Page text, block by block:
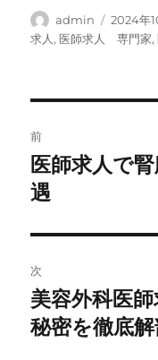
投
稿
admin
投
稿
2024年
求人 , 医師求人 専門家,
稿
ナ
ビ
ゲ
ー
シ
前
前
の
稿:
医師求人で
遇
次
次
の
美容外科医
秘密を徹底解